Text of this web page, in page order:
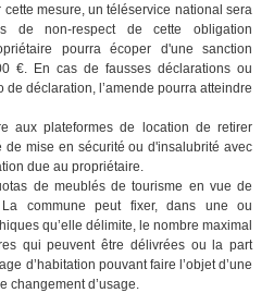
mesure, un téléservice national sera
de non-respect de cette obligation
pourra écoper d'une sanction
€. En cas de fausses déclarations ou
de déclaration, l’amende pourra atteindre
aux plateformes de location de retirer
de mise en sécurité ou d'insalubrité avec
due au propriétaire.
de meublés de tourisme en vue de
commune peut fixer, dans une ou
qu’elle délimite, le nombre maximal
qui peuvent être délivrées ou la part
d’habitation pouvant faire l’objet d’une
changement d’usage.